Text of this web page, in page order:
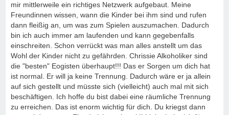
mir mittlerweile ein richtiges Netzwerk aufgebaut. Meine
Freundinnen wissen, wann die Kinder bei ihm sind und rufen
dann fleißig an, um was zum Spielen auszumachen. Dadurch
bin ich auch immer am laufenden und kann gegebenfalls
einschreiten. Schon verrückt was man alles anstellt um das
Wohl der Kinder nicht zu gefährden. Chrissie Alkoholiker sind
die "besten" Eogisten überhaupt!!! Das er Sorgen um dich hat
ist normal. Er will ja keine Trennung. Dadurch wäre er ja allein
auf sich gestellt und müsste sich (vielleicht) auch mal mit sich
beschäftigen. Ich hoffe du bist dabei eine räumliche Trennung
zu erreichen. Das ist enorm wichtig für dich. Du kriegst dann